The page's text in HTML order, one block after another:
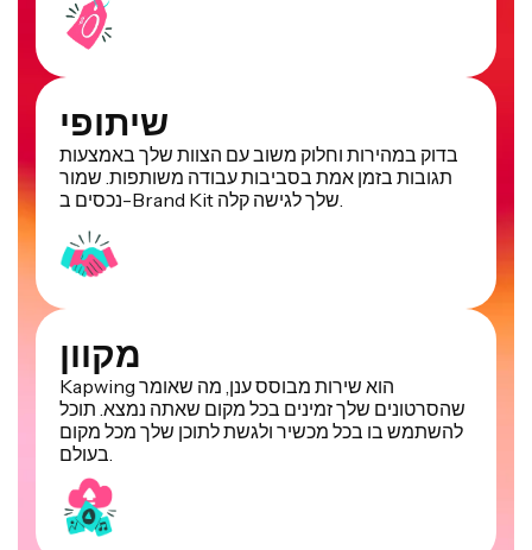
שיתופי
בדוק במהירות וחלוק משוב עם הצוות שלך באמצעות
תגובות בזמן אמת בסביבות עבודה משותפות. שמור
נכסים ב-Brand Kit שלך לגישה קלה.
מקוון
Kapwing הוא שירות מבוסס ענן, מה שאומר
שהסרטונים שלך זמינים בכל מקום שאתה נמצא. תוכל
להשתמש בו בכל מכשיר ולגשת לתוכן שלך מכל מקום
בעולם.